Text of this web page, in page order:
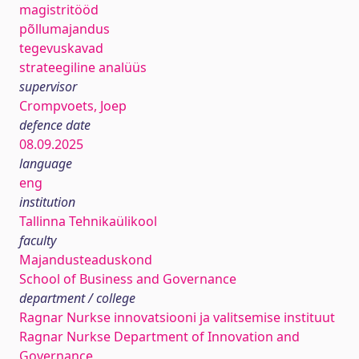
magistritööd
põllumajandus
tegevuskavad
strateegiline analüüs
supervisor
Crompvoets, Joep
defence date
08.09.2025
language
eng
institution
Tallinna Tehnikaülikool
faculty
Majandusteaduskond
School of Business and Governance
department / college
Ragnar Nurkse innovatsiooni ja valitsemise instituut
Ragnar Nurkse Department of Innovation and